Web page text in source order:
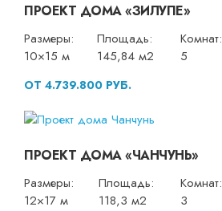
ПРОЕКТ ДОМА «ЗИЛУПЕ»
Размеры:
10×15 м
Площадь:
145,84 м2
Комнат:
5
ОТ 4.739.800 РУБ.
ПРОЕКТ ДОМА «ЧАНЧУНЬ»
Размеры:
12×17 м
Площадь:
118,3 м2
Комнат:
3